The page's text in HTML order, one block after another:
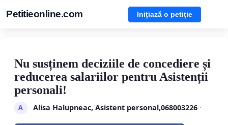
Petitieonline.com Inițiază o petiție
Nu susținem deciziile de concediere și
reducerea salariilor pentru Asistenții
personali!
A Alisa Halupneac, Asistent personal,068003226·